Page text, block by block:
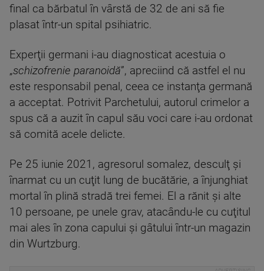
final ca bărbatul în vârstă de 32 de ani să fie
plasat într-un spital psihiatric.
Experţii germani i-au diagnosticat acestuia o
„schizofrenie paranoidă”, apreciind că astfel el nu
este responsabil penal, ceea ce instanţa germană
a acceptat. Potrivit Parchetului, autorul crimelor a
spus că a auzit în capul său voci care i-au ordonat
să comită acele delicte.
Pe 25 iunie 2021, agresorul somalez, desculţ şi
înarmat cu un cuţit lung de bucătărie, a înjunghiat
mortal în plină stradă trei femei. El a rănit şi alte
10 persoane, pe unele grav, atacându-le cu cuţitul
mai ales în zona capului şi gâtului într-un magazin
din Wurtzburg.